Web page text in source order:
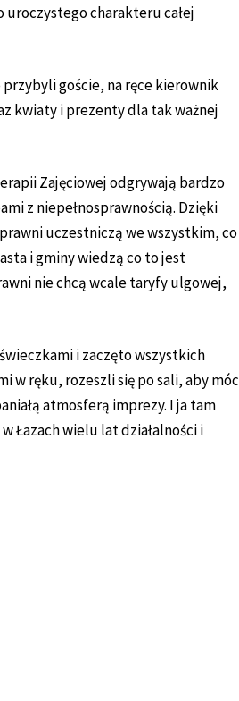
uroczystego charakteru całej
przybyli goście, na ręce kierownik
kwiaty i prezenty dla tak ważnej
Zajęciowej odgrywają bardzo
z niepełnosprawnością. Dzięki
uczestniczą we wszystkim, co
i gminy wiedzą co to jest
nie chcą wcale taryfy ulgowej,
i zaczęto wszystkich
w ręku, rozeszli się po sali, aby móc
atmosferą imprezy. I ja tam
Łazach wielu lat działalności i